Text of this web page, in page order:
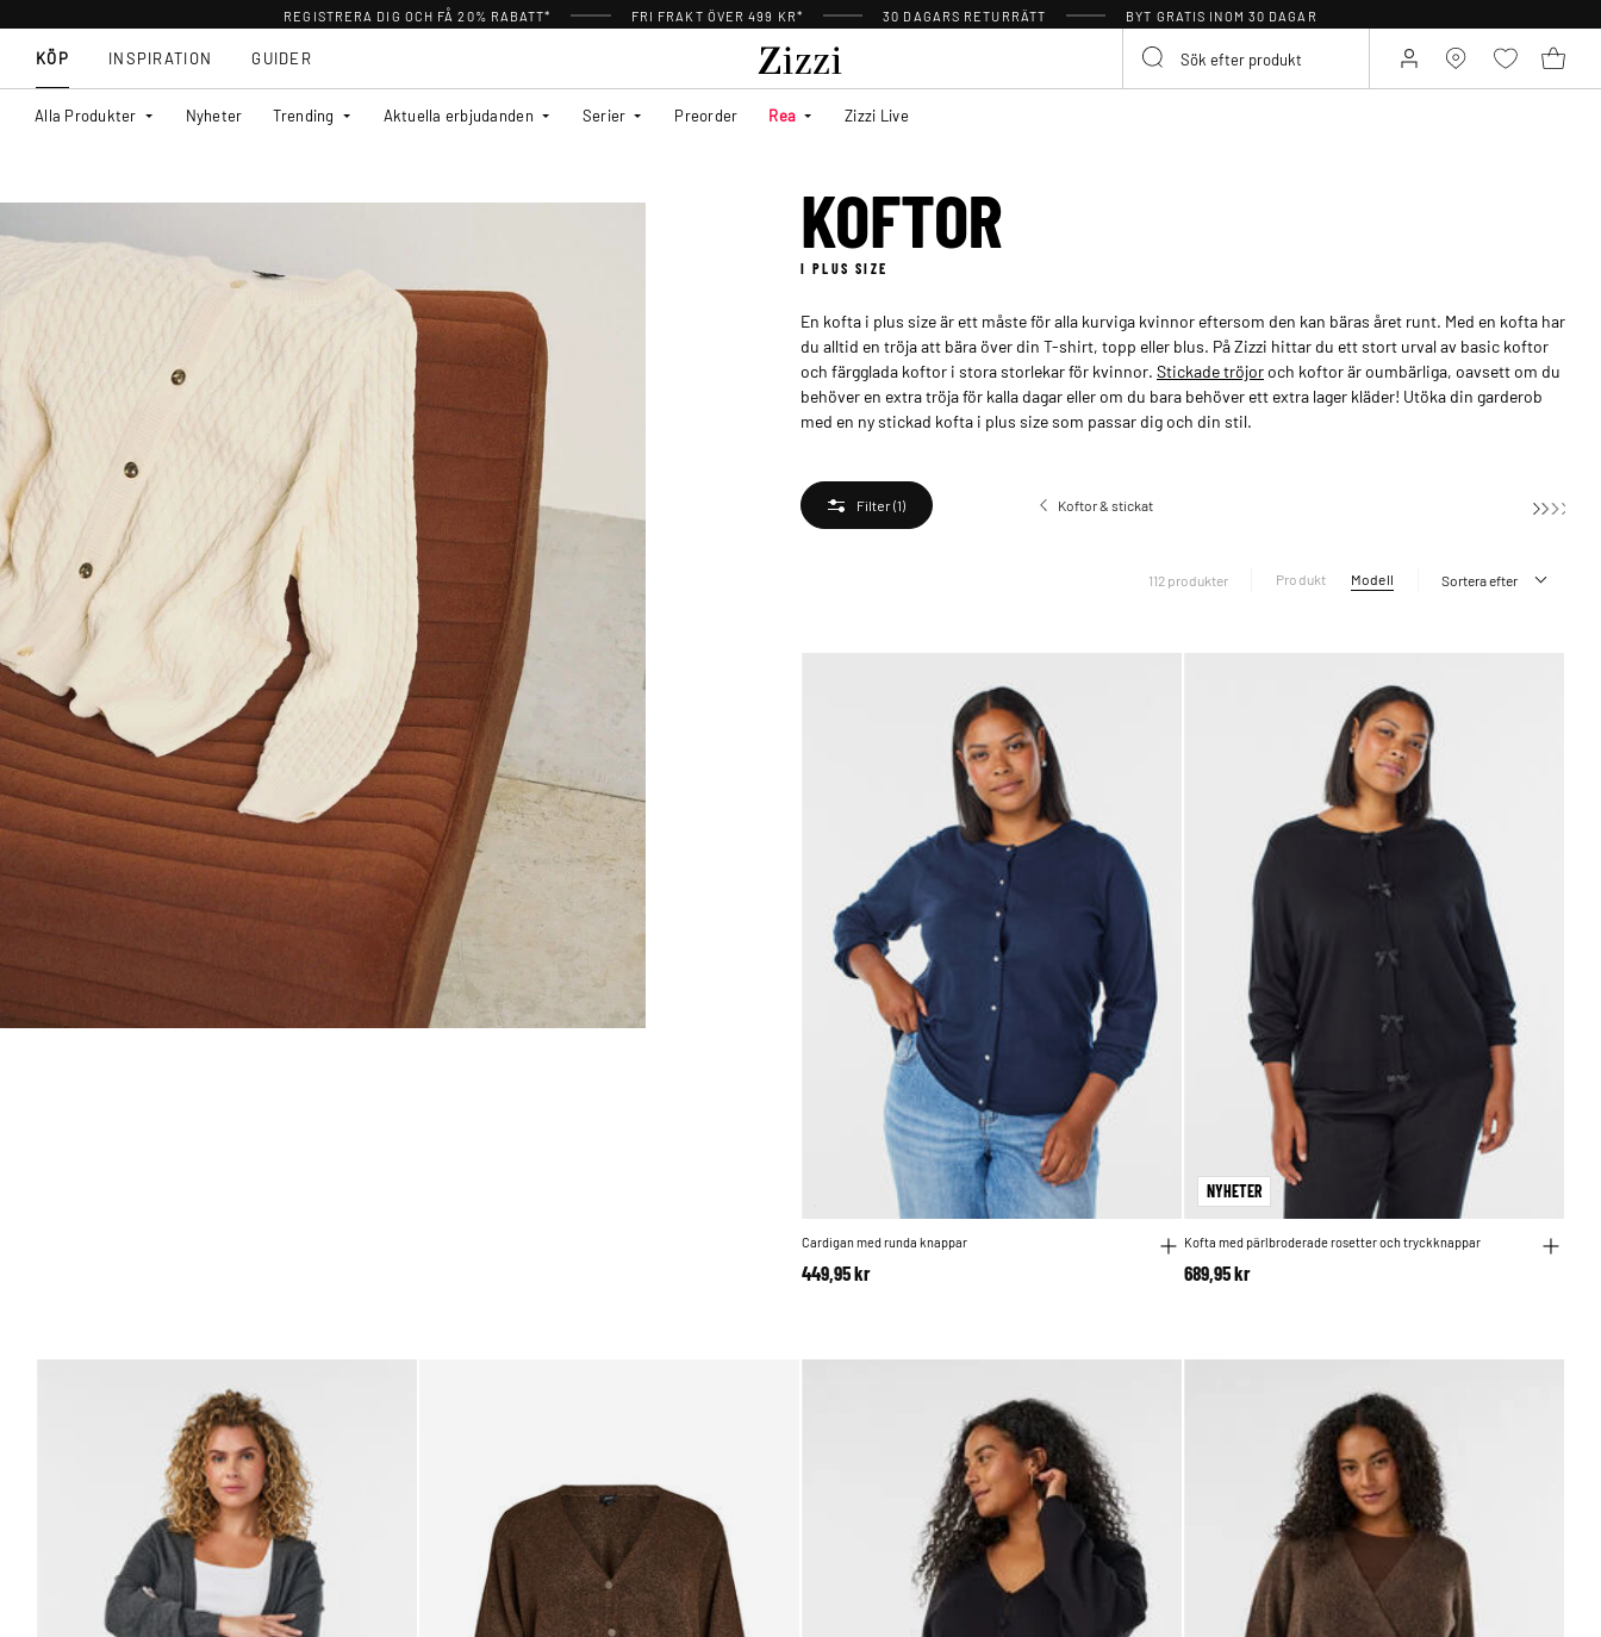
REGISTRERA DIG OCH FÅ 20% RABATT* FRI FRAKT ÖVER 499 KR* 30 DAGARS RETURRÄTT BYT GRATIS INOM 30 DAGAR
KÖP
Alla Produkter Nyheter Trending Aktuella erbjudanden Serier Preorder Rea Zizzi Live
INSPIRATION GUIDER
KOFTOR
I PLUS SIZE
En kofta i plus size är ett måste för alla kurviga kvinnor eftersom den kan bäras året runt. Med en kofta har
du alltid en tröja att bära över din T-shirt, topp eller blus. På Zizzi hittar du ett stort urval av basic koftor
och färgglada koftor i stora storlekar för kvinnor. Stickade tröjoroch koftor är oumbärliga, oavsett om du
behöver en extra tröja för kalla dagar eller om du bara behöver ett extra lager kläder! Utöka din garderob
med en ny stickad kofta i plus size som passar dig och din stil.
Filter(1) Koftor & stickat
112 produkter Produkt Modell Sortera efter
Cardigan med runda knappar
449,95 kr
NYHETER
Kofta med pärlbroderade rosetter och tryckknappar
689,95 kr